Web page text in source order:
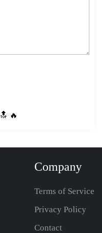
🔝 🔥
Company
Terms of Service
Privacy Policy
Contact